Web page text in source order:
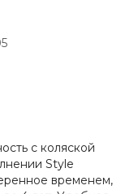
с коляской
Style
временем,